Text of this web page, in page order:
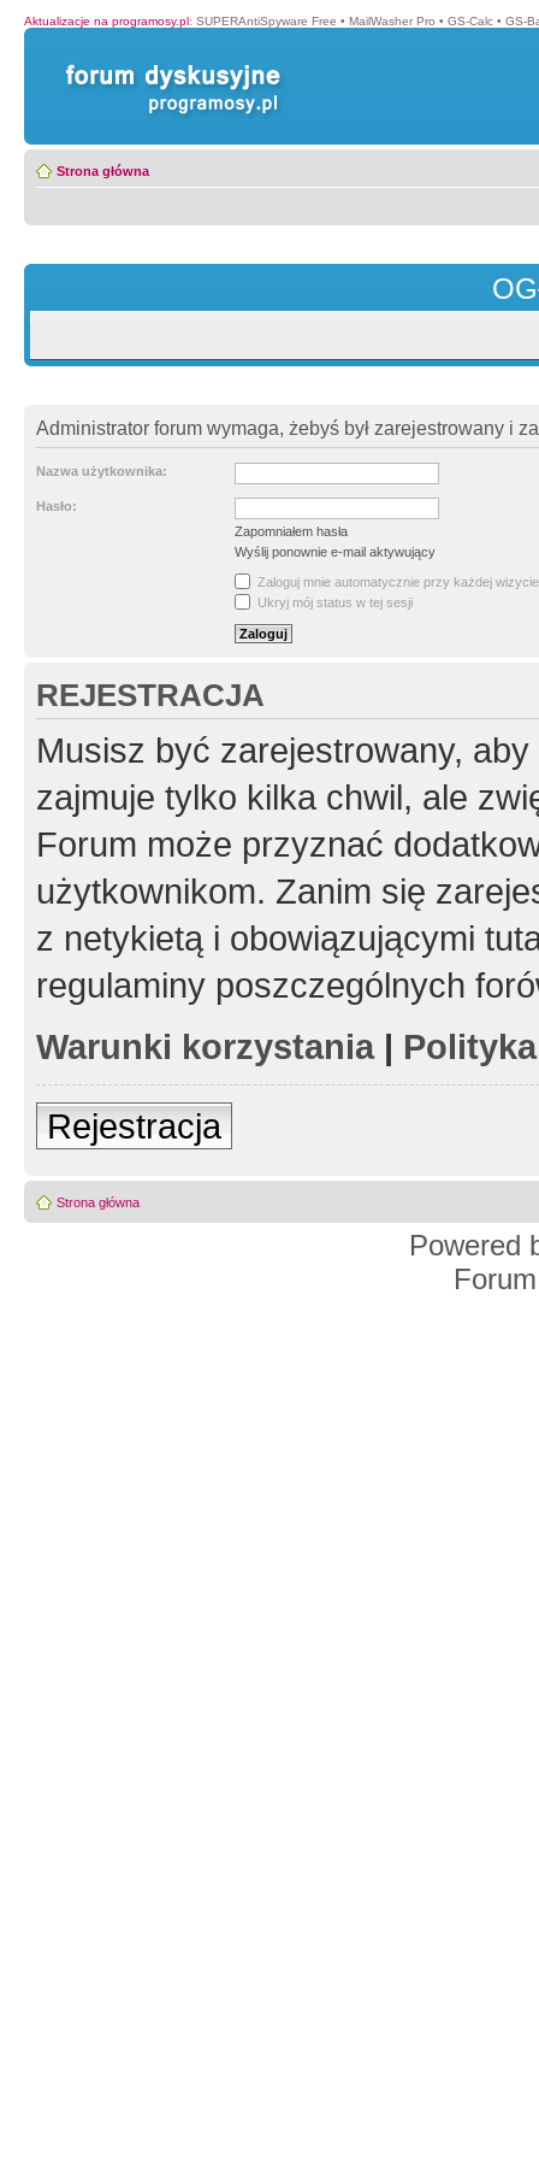
Aktualizacje na programosy.pl: SUPERAntiSpyware Free • MailWasher Pro • GS-Calc • GS-
Strona główna
Administrator forum wymaga, żebyś był zarejestrowany i
Nazwa użytkownika:
Hasło:
Zapomniałem hasła
Wyślij ponownie e-mail aktywujący
Zaloguj mnie automatycznie przy każdej wizycie
Ukryj mój status w tej sesji
REJESTRACJA
Musisz być zarejestrowany,
zajmuje tylko kilka chwil, ale
Forum może przyznać
użytkownikom. Zanim się
z netykietą i obowiązującymi
regulaminy poszczególnych
Warunki korzystania|
Rejestracja
Strona główna
Powered